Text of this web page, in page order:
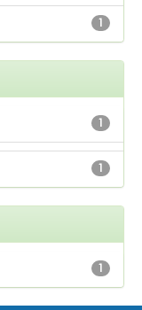
1
1
1
1